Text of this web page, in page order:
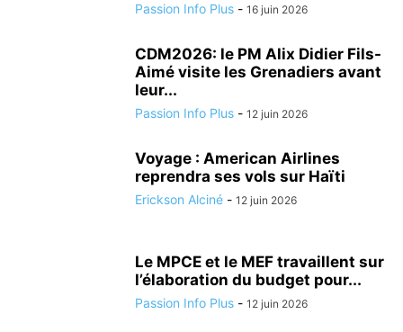
Passion Info Plus - 16 juin 2026
CDM2026: le PM Alix Didier Fils-
Aimé visite les Grenadiers avant
leur...
Passion Info Plus - 12 juin 2026
Voyage : American Airlines
reprendra ses vols sur Haïti
Erickson Alciné - 12 juin 2026
Le MPCE et le MEF travaillent sur
l’élaboration du budget pour...
Passion Info Plus - 12 juin 2026